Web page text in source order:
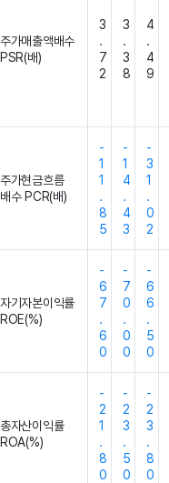
주가매출액배수
PSR(배)
3
.
7
2
3
.
3
8
4
.
4
9
주가현금흐름
배수 PCR(배)
-
1
1
.
8
5
-
1
4
.
4
3
-
3
1
.
0
2
자기자본이익률
ROE(%)
-
6
7
.
6
0
-
7
0
.
0
0
-
6
6
.
5
0
총자산이익률
ROA(%)
-
2
1
.
8
0
-
2
3
.
5
0
-
2
3
.
8
0